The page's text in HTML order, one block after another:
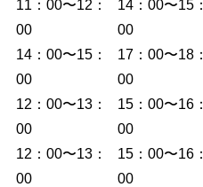
11：00〜12：
00
14：00〜15：
00
14：00〜15：
00
17：00〜18：
00
12：00〜13：
00
15：00〜16：
00
12：00〜13：
00
15：00〜16：
00